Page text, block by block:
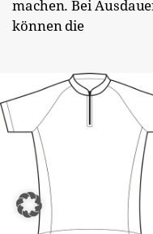
machen. Bei
können die